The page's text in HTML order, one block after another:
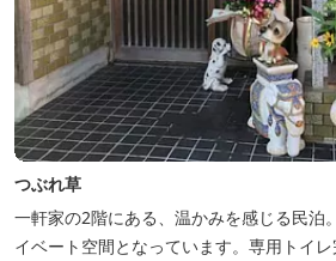
つぶれ草
一軒家の2階にある、温かみを感じる民泊
イベート空間となっています。専用トイ